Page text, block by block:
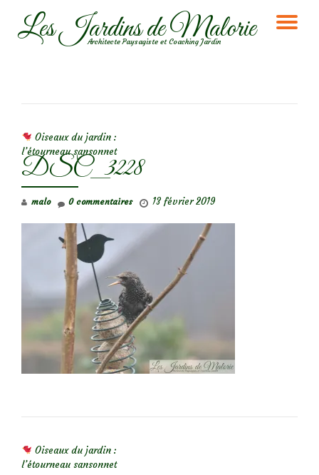
AllerLes Jardins de Malorie
Architecte Paysagiste et Coaching Jardin
Oiseaux du jardin :
l’étourneau sansonnet
DSC_3228
malo 13 février 2019
0 commentaires
Oiseaux du jardin :
l’étourneau sansonnet